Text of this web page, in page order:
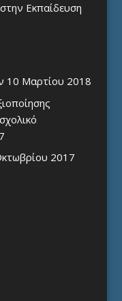
Εκπαίδευση
10 Μαρτίου 2018
2017